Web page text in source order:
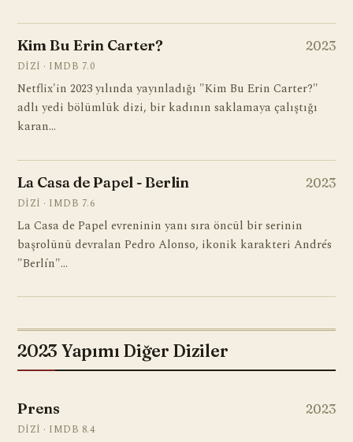
Kim Bu Erin Carter? 2023
DIZI · IMDB 7.0
Netflix'in 2023 yılında yayınladığı "Kim Bu Erin Carter?"
adlı yedi bölümlük dizi, bir kadının saklamaya çalıştığı
karan…
La Casa de Papel - Berlin 2023
DIZI · IMDB 7.6
La Casa de Papel evreninin yanı sıra öncül bir serinin
başrolünü devralan Pedro Alonso, ikonik karakteri Andrés
"Berlín"…
2023 Yapımı Diğer Diziler
Prens 2023
DIZI · IMDB 8.4